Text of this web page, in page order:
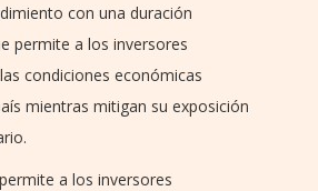
con una duración
permite a los inversores
condiciones económicas
mientras mitigan su exposición
a los inversores